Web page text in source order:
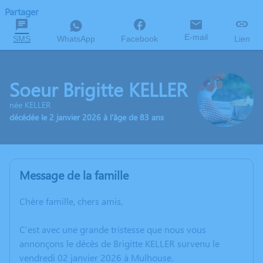
Partager
SMS WhatsApp Facebook E-mail Lien
Soeur Brigitte KELLER
née KELLER
décédée le 2 janvier 2026 à l'âge de 83 ans
Message de la famille
Chère famille, chers amis,
C’est avec une grande tristesse que nous vous
annonçons le décès de Brigitte KELLER survenu le
vendredi 02 janvier 2026 à Mulhouse.